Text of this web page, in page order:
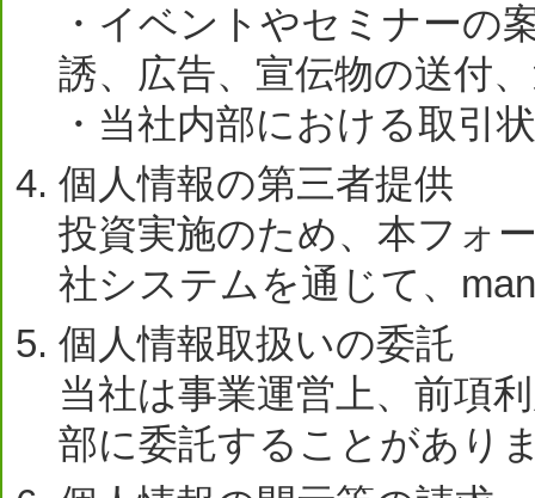
・イベントやセミナーの
誘、広告、宣伝物の送付
・当社内部における取引
個人情報の第三者提供
投資実施のため、本フォ
社システムを通じて、
個人情報取扱いの委託
当社は事業運営上、前項
部に委託することがあり